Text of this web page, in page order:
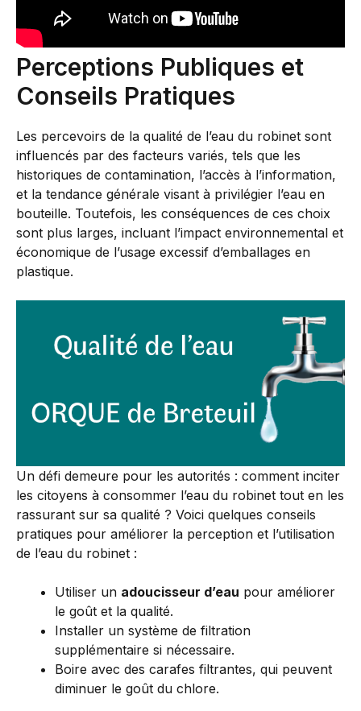
Perceptions Publiques et
Conseils Pratiques
Les percevoirs de la qualité de l’eau du robinet sont
influencés par des facteurs variés, tels que les
historiques de contamination, l’accès à l’information,
et la tendance générale visant à privilégier l’eau en
bouteille. Toutefois, les conséquences de ces choix
sont plus larges, incluant l’impact environnemental et
économique de l’usage excessif d’emballages en
plastique.
Un défi demeure pour les autorités : comment inciter
les citoyens à consommer l’eau du robinet tout en les
rassurant sur sa qualité ? Voici quelques conseils
pratiques pour améliorer la perception et l’utilisation
de l’eau du robinet :
Utiliser un adoucisseur d’eau pour améliorer
le goût et la qualité.
Installer un système de filtration
supplémentaire si nécessaire.
Boire avec des carafes filtrantes, qui peuvent
diminuer le goût du chlore.